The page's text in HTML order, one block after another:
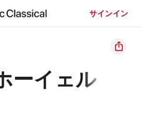
サインイン
ーイェル